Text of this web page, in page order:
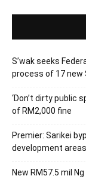
S’wak seeks
process of 17
‘Don’t dirty public
of RM2,000 fine
Premier: Sarikei
development areas
New RM57.5 mil